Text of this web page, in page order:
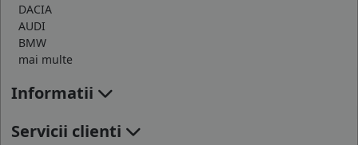
DACIA
AUDI
BMW
mai multe
Informatii
Servicii clienti